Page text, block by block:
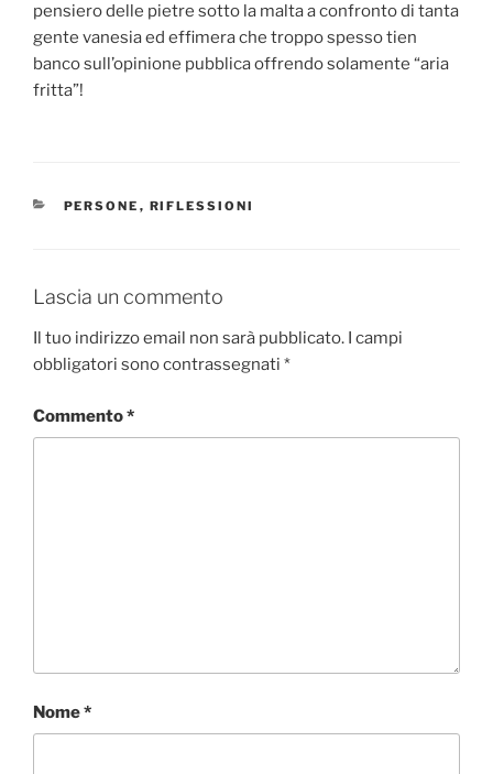
pensiero delle pietre sotto la malta a confronto di tanta
gente vanesia ed effimera che troppo spesso tien
banco sull’opinione pubblica offrendo solamente “aria
fritta”!
CATEGORIE
PERSONE , RIFLESSIONI
Lascia un commento
Il tuo indirizzo email non sarà pubblicato. I campi
obbligatori sono contrassegnati *
Commento*
Nome*